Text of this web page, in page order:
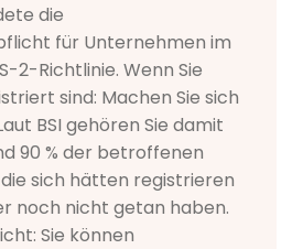
die
für Unternehmen im
2-Richtlinie. Wenn Sie
sind: Machen Sie sich
BSI gehören Sie damit
90 % der betroffenen
sich hätten registrieren
noch nicht getan haben.
Sie können